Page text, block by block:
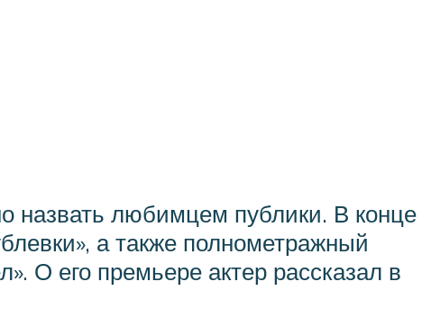
назвать любимцем публики. В конце
а также полнометражный
О его премьере актер рассказал в